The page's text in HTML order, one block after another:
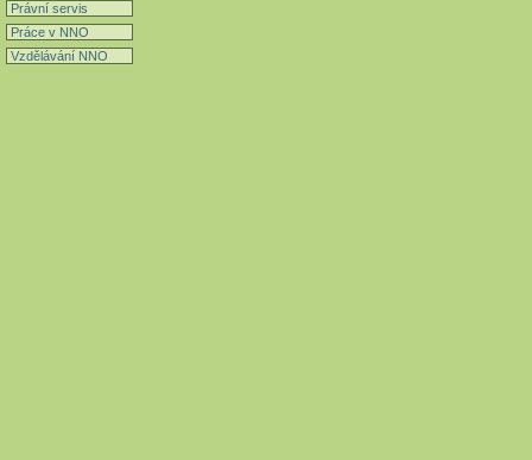
Právní servis
Práce v NNO
Vzdělávání NNO